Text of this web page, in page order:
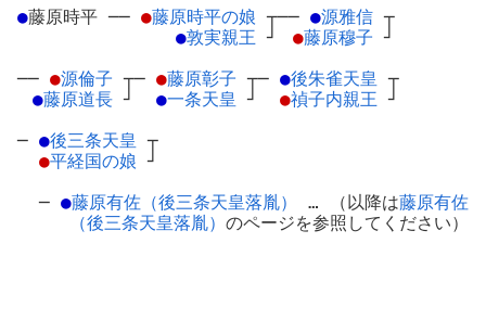
●藤原時平 ── ●藤原時平の娘 ┬
●敦実親王 ┘
── ●源雅信 ┬
●藤原穆子 ┘
── ●源倫子 ┬
●藤原道長 ┘
─ ●藤原彰子 ┬
●一条天皇 ┘
─ ●後朱雀天皇 ┬
●禎子内親王 ┘
─ ●後三条天皇 ┬
●平経国の娘 ┘
─ ●藤原有佐（後三条天皇落胤） … （以降は藤原有佐
（後三条天皇落胤） のページを参照してください）